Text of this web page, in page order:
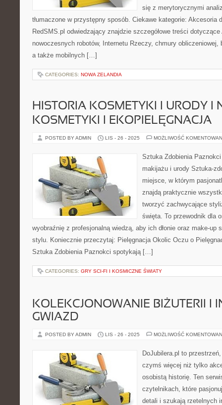
się z merytorycznymi
tłumaczone w przystępny sposób. Ciekawe kategorie: Akcesoria
RedSMS.pl odwiedzający znajdzie szczegółowe treści
nowoczesnych robotów, Internetu Rzeczy, chmury obliczeniowej,
a także mobilnych […]
CATEGORIES: NOWA ZELANDIA
HISTORIA KOSMETYKI I URODY I
KOSMETYKI I EKOPIELĘGNACJA
POSTED BY ADMIN LIS - 26 - 2025 MOŻLIWOŚĆ
Sztuka Zdobienia
makijażu i urody Sztuka-
miejsce, w którym
znajdą praktycznie
tworzyć zachwycające
święta. To przewodnik dla
wyobraźnię z profesjonalną wiedzą, aby ich dłonie oraz make-up
stylu. Koniecznie przeczytaj: Pielęgnacja Okolic Oczu o
Sztuka Zdobienia Paznokci spotykają […]
CATEGORIES: GRY SCI-FI I KOSMICZNE ŚWIATY
KOLEKCJONOWANIE BIŻUTERII I
GWIAZD
POSTED BY ADMIN LIS - 26 - 2025 MOŻLIWOŚĆ
DoJubilera.pl to
czymś więcej niż tylko
osobistą historię. Ten
czytelnikach, które
detali i szukają rzetelnych